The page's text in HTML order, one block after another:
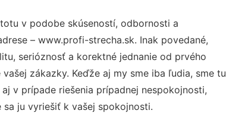
v podobe skúseností, odbornosti a
– www.profi-strecha.sk. Inak povedané,
serióznosť a korektné jednanie od prvého
zákazky. Keďže aj my sme iba ľudia, sme tu
v prípade riešenia prípadnej nespokojnosti,
ju vyriešiť k vašej spokojnosti.